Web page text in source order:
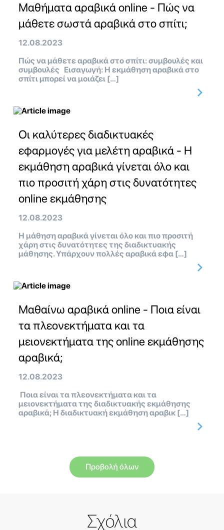
Μαθήματα αραβικά online - Πώς να
μάθετε σωστά αραβικά στο σπίτι;
12.08.2023
Πώς να μάθετε αραβικά στο σπίτι: συμβουλές και
συμβουλές Εισαγωγή: Η εκμάθηση αραβικά στο
σπίτι μπορεί να μοιάζει […]
Οι καλύτερες διαδικτυακές
εφαρμογές για μελέτη αραβικά - Η
εκμάθηση αραβικά γίνεται όλο και
πιο προσιτή χάρη στις δυνατότητες
online εκμάθησης
12.08.2023
Η μάθηση αραβικά γίνεται όλο και πιο προσιτή
χάρη στις δυνατότητες της διαδικτυακής
μάθησης. Υπάρχουν πολλές αραβικά εφα […]
Μαθαίνω αραβικά online - Ποια είναι
τα πλεονεκτήματα και τα
μειονεκτήματα της online εκμάθησης
αραβικά;
12.08.2023
Ποια είναι τα πλεονεκτήματα και τα
μειονεκτήματα της διαδικτυακής εκμάθησης
αραβικά; Η διαδικτυακή εκμάθηση αραβικ […]
Προβολή όλων
Σχόλια